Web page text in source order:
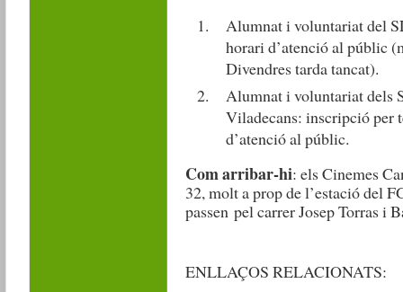
Alumnat i voluntariat del
horari d’atenció al públic
Divendres tarda tancat).
Alumnat i voluntariat dels
Viladecans: inscripció per
d’atenció al públic.
Com arribar-hi: els Cinemes
32, molt a prop de l’estació del
passen pel carrer Josep Torras i
ENLLAÇOS RELACIONATS: